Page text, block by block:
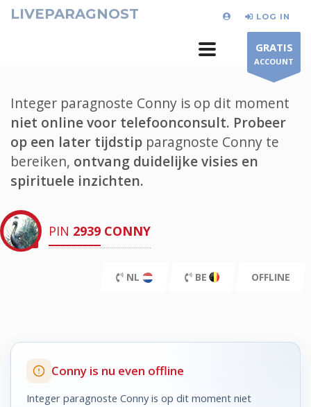
LIVEPARAGNOST LOG IN
GRATIS
ACCOUNT
Integer paragnoste Conny is op dit moment
niet online voor telefoonconsult. Probeer
op een later tijdstip paragnoste Conny te
bereiken, ontvang duidelijke visies en
spirituele inzichten.
PIN 2939 CONNY
NL BE OFFLINE
Conny is nu even offline
Integer paragnoste Conny is op dit moment niet